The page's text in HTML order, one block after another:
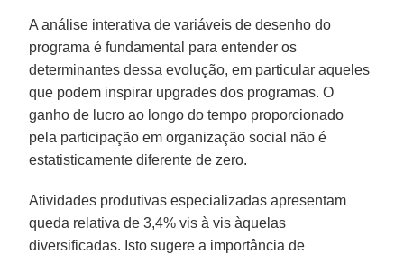
A análise interativa de variáveis de desenho do
programa é fundamental para entender os
determinantes dessa evolução, em particular aqueles
que podem inspirar upgrades dos programas. O
ganho de lucro ao longo do tempo proporcionado
pela participação em organização social não é
estatisticamente diferente de zero.
Atividades produtivas especializadas apresentam
queda relativa de 3,4% vis à vis àquelas
diversificadas. Isto sugere a importância de